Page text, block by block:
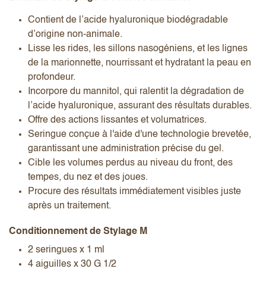
Contient de l’acide hyaluronique biodégradable
d’origine non-animale.
Lisse les rides, les sillons nasogéniens, et les lignes
de la marionnette, nourrissant et hydratant la peau en
profondeur.
Incorpore du mannitol, qui ralentit la dégradation de
l’acide hyaluronique, assurant des résultats durables.
Offre des actions lissantes et volumatrices.
Seringue conçue à l'aide d'une technologie brevetée,
garantissant une administration précise du gel.
Cible les volumes perdus au niveau du front, des
tempes, du nez et des joues.
Procure des résultats immédiatement visibles juste
après un traitement.
Conditionnement de Stylage M
2 seringues x 1 ml
4 aiguilles x 30 G 1/2